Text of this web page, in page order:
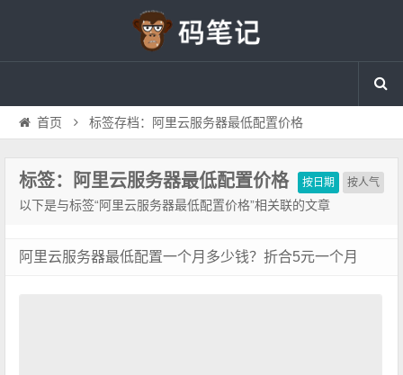
首页 标签存档：阿里云服务器最低配置价格
按日期 按人气
标签：阿里云服务器最低配置价格
以下是与标签“阿里云服务器最低配置价格”相关联的文章
阿里云服务器最低配置一个月多少钱？折合5元一个月